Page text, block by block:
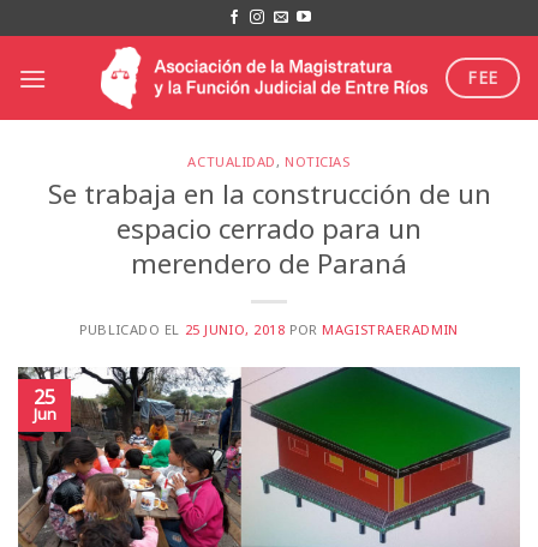
al
contenido
FEE
ACTUALIDAD, NOTICIAS
Se trabaja en la construcción de un
espacio cerrado para un
merendero de Paraná
PUBLICADO EL 25 JUNIO, 2018 POR MAGISTRAERADMIN
25
Jun